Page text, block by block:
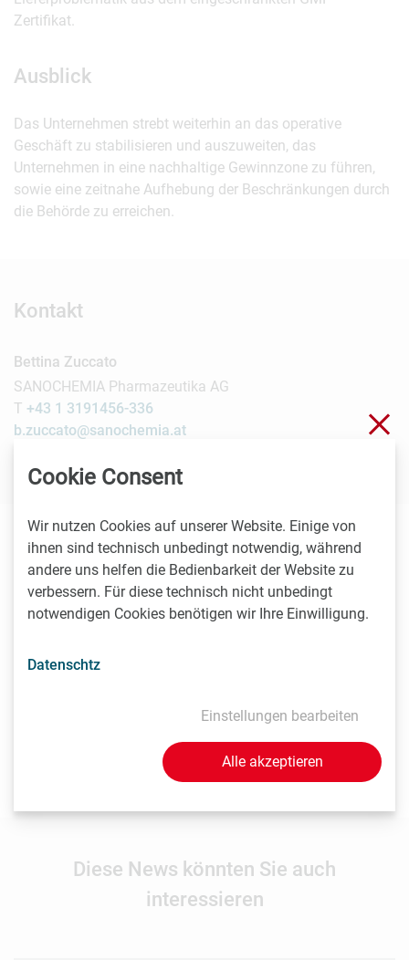
Zertifikat.
Ausblick
Das Unternehmen strebt weiterhin an das operative
Geschäft zu stabilisieren und auszuweiten, das
Unternehmen in eine nachhaltige Gewinnzone zu führen,
sowie eine zeitnahe Aufhebung der Beschränkungen durch
die Behörde zu erreichen.
Kontakt
Bettina Zuccato
SANOCHEMIA Pharmazeutika AG
T +43 1 3191456-336
b.zuccato@sanochemia.at
Die inhaltliche Verantwortung für diesen Beitrag liegt
ausschließlich beim Aussender. Beiträge können
Vorhersagen enthalten, die auf Erwartungen an zukünftige
Ereignisse beruhen, die zur Zeit der Erstellung des Beitrags
zukunftsgerichteten Aussagen.
Als Life Sciences Organisation mit Sitz in Wien möchten
Senden Sie uns einfach Ihre Beiträge an
Diese News könnten Sie auch
interessieren
Cookie Consent
Wir nutzen Cookies auf unserer Website. Einige von
ihnen sind technisch unbedingt notwendig, während
andere uns helfen die Bedienbarkeit der Website zu
verbessern. Für diese technisch nicht unbedingt
notwendigen Cookies benötigen wir Ihre Einwilligung.
Datenschtz
Einstellungen bearbeiten
Alle akzeptieren